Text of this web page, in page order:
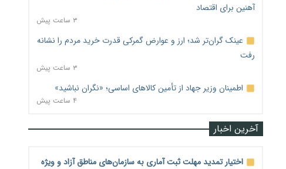
آهنین برای اقتصاد
۳ ساعت پیش
عینک گران‌تر شد؛ ارز و عوارض گمرکی قدرت خرید مردم را نشانه
رفت
۳ ساعت پیش
اطمینان وزیر جهاد از تأمین کالاهای اساسی؛ «نگران نباشید»
۴ ساعت پیش
آخرین اخبار
اختیار تمدید مهلت ثبت آماری به سازمان‌های مناطق آزاد و ویژه